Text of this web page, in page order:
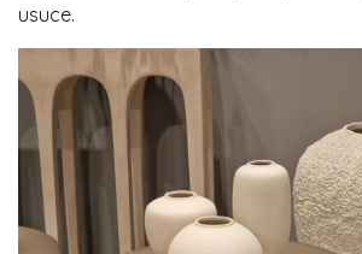
usuce.